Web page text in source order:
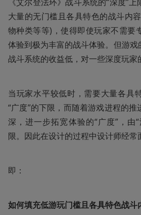
《艾尔登法环》战斗系统的“深度”
大量的无门槛且各具特色的战斗内
物种类等等)，使得即使玩家不需要
体验到极为丰富的战斗体验。但游
战斗系统的收益低，对一些深度玩家
当玩家水平较低时，需要大量各具
“广度”的下限，而随着游戏进程的
深，进一步拓宽体验的“广度”，由
限。因此在设计的过程中设计师经常
即：
如何填充低游玩门槛且各具特色战斗